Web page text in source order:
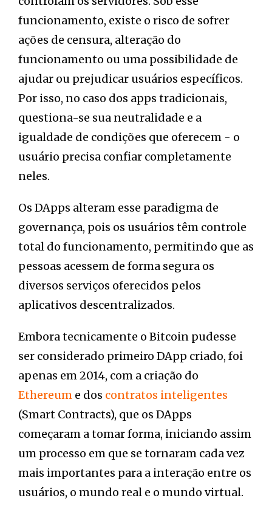
funcionamento, existe o risco de sofrer
ações de censura, alteração do
funcionamento ou uma possibilidade de
ajudar ou prejudicar usuários específicos.
Por isso, no caso dos apps tradicionais,
questiona-se sua neutralidade e a
igualdade de condições que oferecem - o
usuário precisa confiar completamente
neles.
Os DApps alteram esse paradigma de
governança, pois os usuários têm controle
total do funcionamento, permitindo que as
pessoas acessem de forma segura os
diversos serviços oferecidos pelos
aplicativos descentralizados.
Embora tecnicamente o Bitcoin pudesse
ser considerado primeiro DApp criado, foi
apenas em 2014, com a criação do
Ethereum e dos contratos inteligentes
(Smart Contracts), que os DApps
começaram a tomar forma, iniciando assim
um processo em que se tornaram cada vez
mais importantes para a interação entre os
usuários, o mundo real e o mundo virtual.